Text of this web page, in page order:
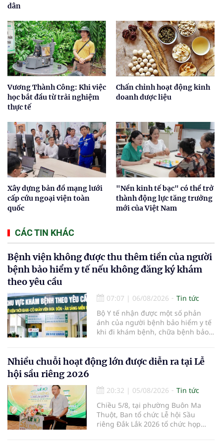
dân
Vương Thành Công: Khi việc
học bắt đầu từ trải nghiệm
thực tế
Chấn chỉnh hoạt động kinh
doanh dược liệu
Xây dựng bản đồ mạng lưới
cấp cứu ngoại viện toàn
quốc
"Nền kinh tế bạc" có thể trở
thành động lực tăng trưởng
mới của Việt Nam
CÁC TIN KHÁC
Bệnh viện không được thu thêm tiền của người
bệnh bảo hiểm y tế nếu không đăng ký khám
theo yêu cầu
07:07 | 06/08/2026
Tin tức
Bộ Y tế nhận được một số phản
ánh của người bệnh bảo hiểm y tế
khi đi khám bệnh, chữa bệnh bảo
bệnh, chữa bệnh theo yêu cầu
nhưng vẫn phải nộp thêm các chi
phần cùng chi trả.
Nhiều chuỗi hoạt động lớn được diễn ra tại Lễ
hội sầu riêng 2026
20:32 | 05/08/2026
Tin tức
Chiều 5/8, tại phường Buôn Ma
Thuột, Ban tổ chức Lễ hội Sầu
riêng Đắk Lắk 2026 tổ chức họp